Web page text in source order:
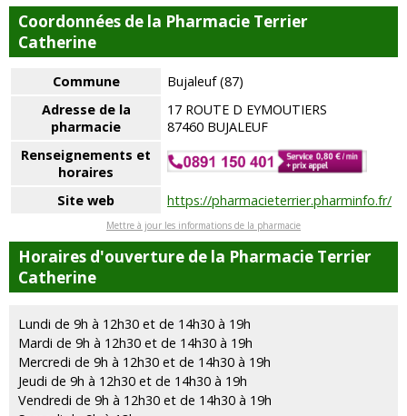
Coordonnées de la Pharmacie Terrier
Catherine
Commune
Bujaleuf (87)
Adresse de la
pharmacie
17 ROUTE D EYMOUTIERS
87460 BUJALEUF
Renseignements et
horaires
Site web
https://pharmacieterrier.pharminfo.fr/
Mettre à jour les informations de la pharmacie
Horaires d'ouverture de la Pharmacie Terrier
Catherine
Lundi de 9h à 12h30 et de 14h30 à 19h
Mardi de 9h à 12h30 et de 14h30 à 19h
Mercredi de 9h à 12h30 et de 14h30 à 19h
Jeudi de 9h à 12h30 et de 14h30 à 19h
Vendredi de 9h à 12h30 et de 14h30 à 19h